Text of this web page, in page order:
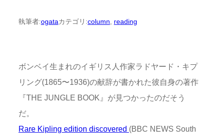
執筆者:ogataカテゴリ:column, reading
ボンベイ生まれのイギリス人作家ラドヤード・キプ
リング(1865〜1936)の献辞が書かれた彼自身の著作
『THE JUNGLE BOOK』が見つかったのだそう
だ。
Rare Kipling edition discovered (BBC NEWS South